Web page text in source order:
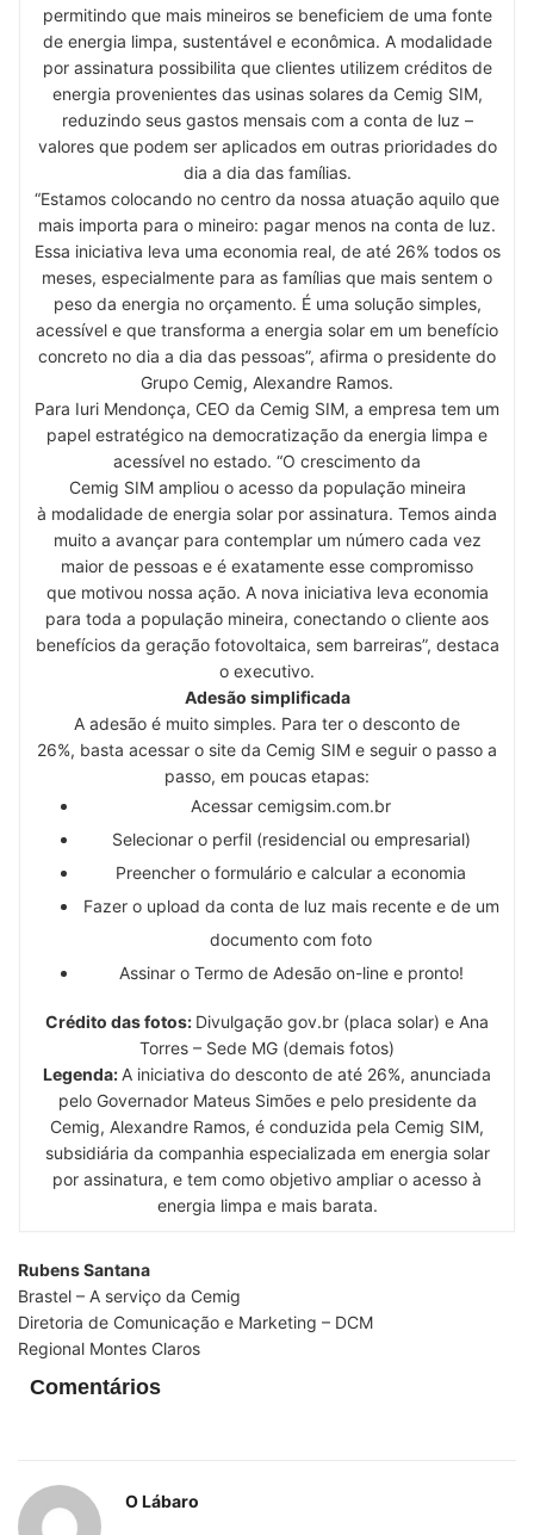
permitindo que mais mineiros se beneficiem de uma fonte
de energia limpa, sustentável e econômica. A modalidade
por assinatura possibilita que clientes utilizem créditos de
energia provenientes das usinas solares da Cemig SIM,
reduzindo seus gastos mensais com a conta de luz –
valores que podem ser aplicados em outras prioridades do
dia a dia das famílias.
“Estamos colocando no centro da nossa atuação aquilo que
mais importa para o mineiro: pagar menos na conta de luz.
Essa iniciativa leva uma economia real, de até 26% todos os
meses, especialmente para as famílias que mais sentem o
peso da energia no orçamento. É uma solução simples,
acessível e que transforma a energia solar em um benefício
concreto no dia a dia das pessoas”, afirma o presidente do
Grupo Cemig, Alexandre Ramos.
Para Iuri Mendonça, CEO da Cemig SIM, a empresa tem um
papel estratégico na democratização da energia limpa e
acessível no estado. “O crescimento da
Cemig SIM ampliou o acesso da população mineira
à modalidade de energia solar por assinatura. Temos ainda
muito a avançar para contemplar um número cada vez
maior de pessoas e é exatamente esse compromisso
que motivou nossa ação. A nova iniciativa leva economia
para toda a população mineira, conectando o cliente aos
benefícios da geração fotovoltaica, sem barreiras”, destaca
o executivo.
Adesão simplificada
A adesão é muito simples. Para ter o desconto de
26%, basta acessar o site da Cemig SIM e seguir o passo a
passo, em poucas etapas:
Acessar cemigsim.com.br
Selecionar o perfil (residencial ou empresarial)
Preencher o formulário e calcular a economia
Fazer o upload da conta de luz mais recente e de um
documento com foto
Assinar o Termo de Adesão on-line e pronto!
Crédito das fotos: Divulgação gov.br (placa solar) e Ana
Torres – Sede MG (demais fotos)
Legenda: A iniciativa do desconto de até 26%, anunciada
pelo Governador Mateus Simões e pelo presidente da
Cemig, Alexandre Ramos, é conduzida pela Cemig SIM,
subsidiária da companhia especializada em energia solar
por assinatura, e tem como objetivo ampliar o acesso à
energia limpa e mais barata.
Rubens Santana
Brastel – A serviço da Cemig
Diretoria de Comunicação e Marketing – DCM
Regional Montes Claros
Comentários
O Lábaro